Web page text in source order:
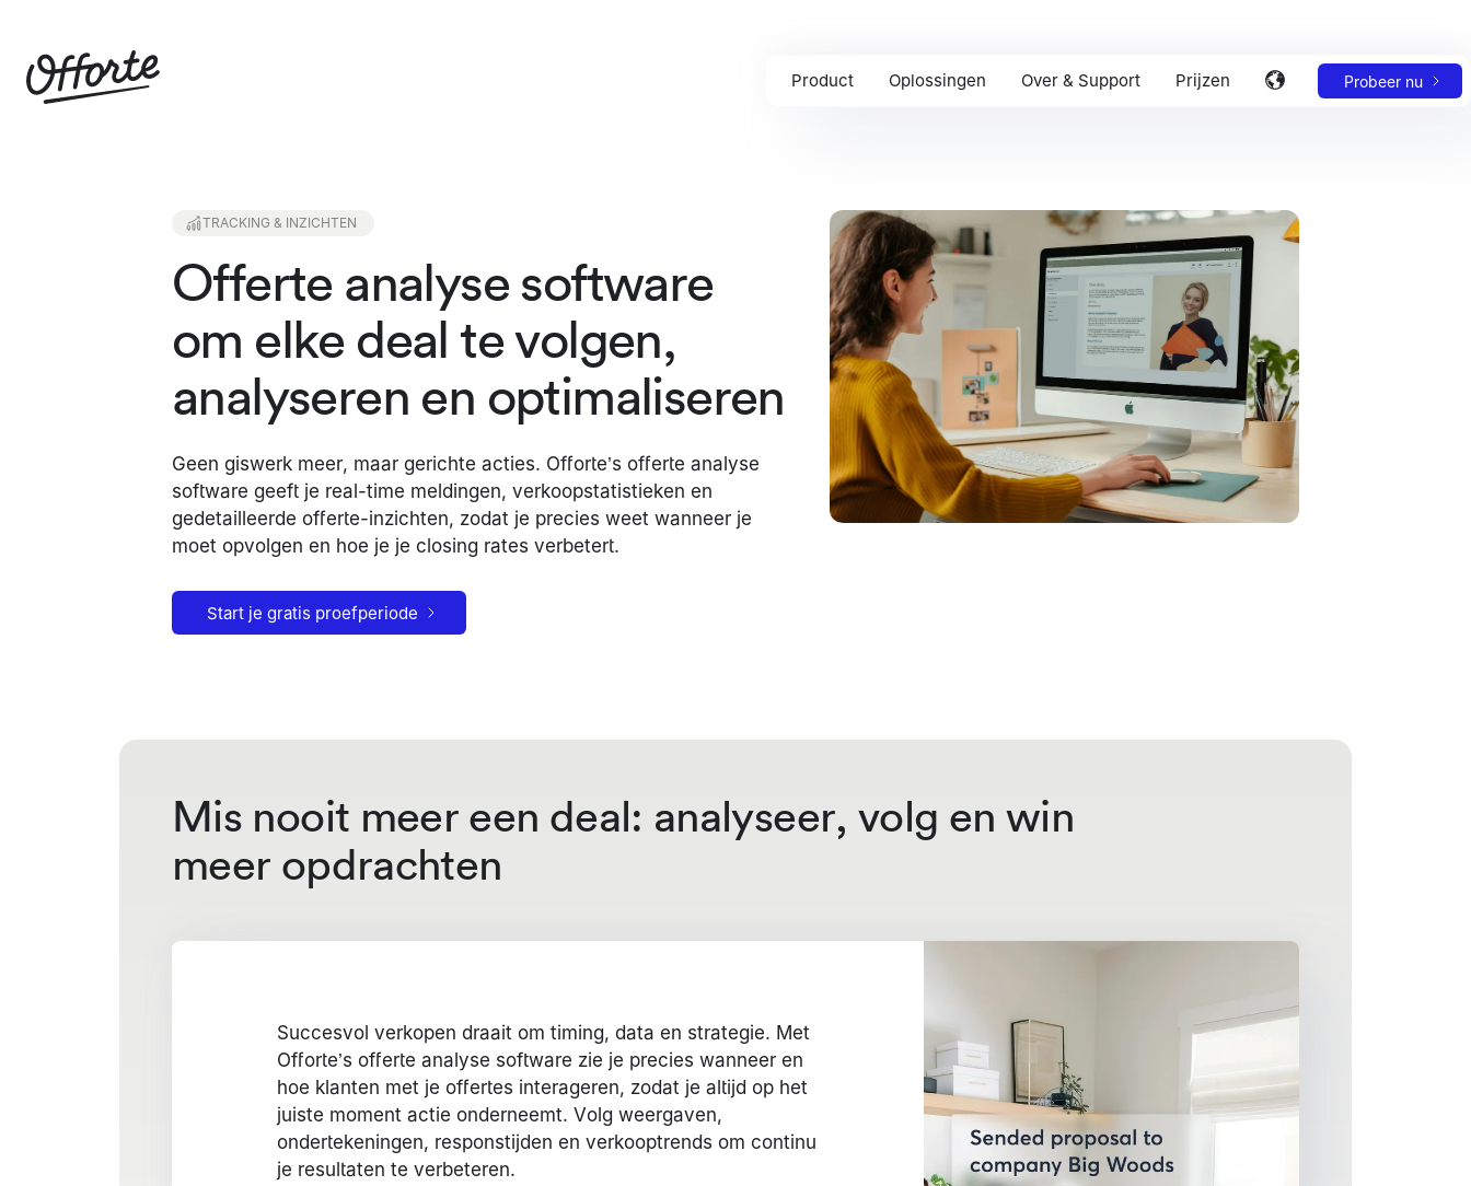
Product Oplossingen Over & Support Prijzen Probeer nu
TRACKING & INZICHTEN
Offerte analyse software
om elke deal te volgen,
analyseren en optimaliseren
Geen giswerk meer, maar gerichte acties. Offorte’s offerte analyse
software geeft je real-time meldingen, verkoopstatistieken en
gedetailleerde offerte-inzichten, zodat je precies weet wanneer je
moet opvolgen en hoe je je closing rates verbetert.
Start je gratis proefperiode
Mis nooit meer een deal: analyseer, volg en win
meer opdrachten
Succesvol verkopen draait om timing, data en strategie. Met
Offorte’s offerte analyse software zie je precies wanneer en
hoe klanten met je offertes interageren, zodat je altijd op het
juiste moment actie onderneemt. Volg weergaven,
ondertekeningen, responstijden en verkooptrends om continu
je resultaten te verbeteren.